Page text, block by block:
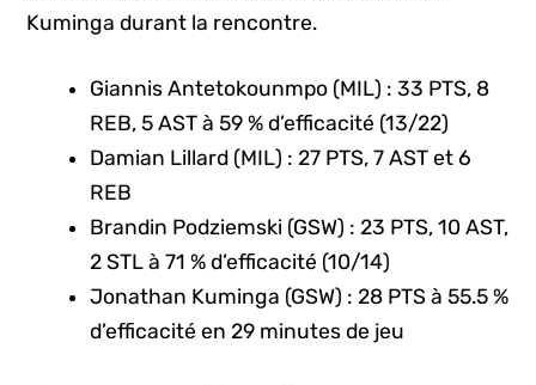
Kuminga durant la rencontre.
Giannis Antetokounmpo (MIL) : 33 PTS, 8
REB, 5 AST à 59 % d’efficacité (13/22)
Damian Lillard (MIL) : 27 PTS, 7 AST et 6
REB
Brandin Podziemski (GSW) : 23 PTS, 10 AST,
2 STL à 71 % d’efficacité (10/14)
Jonathan Kuminga (GSW) : 28 PTS à 55.5 %
d’efficacité en 29 minutes de jeu